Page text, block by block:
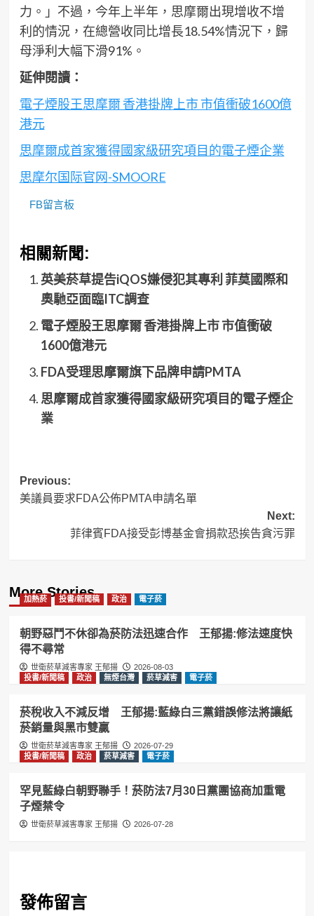
力。」不過，今年上半年，思摩爾出現增收不增
利的情況，在總營收同比增長18.54%情況下，歸
母淨利大幅下滑91%。
延伸閱讀：
電子煙股王思摩爾 香港掛牌上市 市值衝破1600億
港元
思摩爾成首家獲得國家級研究項目的電子煙企業
思摩尔国际官网-SMOORE
FB留言板
相關新聞:
英美菸草提告iQOS嫌侵犯其專利 菲莫國際和
奧馳亞面臨ITC調查
電子煙股王思摩爾 香港掛牌上市 市值衝破
1600億港元
FDA受理思摩爾旗下品牌申請PMTA
思摩爾成首家獲得國家級研究項目的電子煙企
業
Post
navigation
Previous:
美議員要求FDA公佈PMTA申請名單
Next:
菲律賓FDA接受彭博基金會捐款恐挨告貪污罪
More Stories
加熱菸 投書/新聞稿 政治 電子菸
朝野惡鬥不休卻為菸防法迅速合作 王郁揚:修法速度快
得不尋常
世衛菸草減害專家 王郁揚
2026-08-03
投書/新聞稿
政治 無煙台灣 菸草減害 電子菸
菸稅收入不減反增 王郁揚:藍綠白三黨錯誤修法將讓紙
菸銷量與黑市雙贏
世衛菸草減害專家 王郁揚
2026-07-29
投書/新聞稿
政治 菸草減害 電子菸
罕見藍綠白朝野聯手！菸防法7月30日黨團協商加重電
子煙禁令
世衛菸草減害專家 王郁揚 2026-07-28
發佈留言